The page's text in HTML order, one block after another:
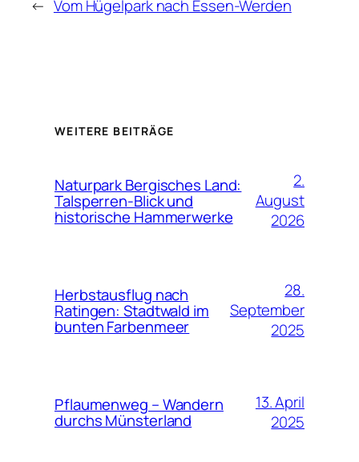
← Vom Hügelpark nach Essen-Werden
WEITERE BEITRÄGE
Naturpark Bergisches Land:
Talsperren-Blick und
historische Hammerwerke
2.
August
2026
Herbstausflug nach
Ratingen: Stadtwald im
bunten Farbenmeer
28.
September
2025
Pflaumenweg – Wandern
durchs Münsterland
13. April
2025